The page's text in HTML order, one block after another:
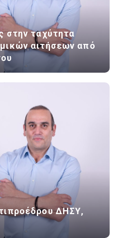
στην ταχύτητα
αιτήσεων από
ΔΗΣΥ,